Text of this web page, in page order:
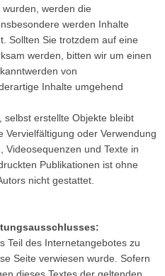
werden die
werden Inhalte
Sollten Sie trotzdem auf eine
werden, bitten wir um einen
von
Inhalte umgehend
selbst erstellte Objekte bleibt
Vervielfältigung oder Verwendung
Videosequenzen und Texte in
Publikationen ist ohne
nicht gestattet.
Teil des Internetangebotes zu
Seite verwiesen wurde. Sofern